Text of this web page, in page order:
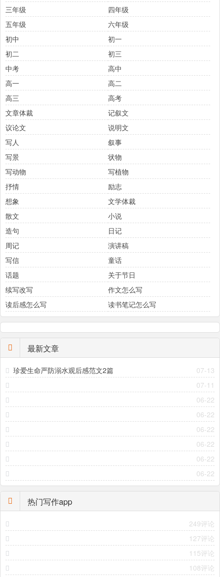
三年级
四年级
五年级
六年级
初中
初一
初二
初三
中考
高中
高一
高二
高三
高考
文章体裁
记叙文
议论文
说明文
写人
叙事
写景
状物
写动物
写植物
抒情
励志
想象
文学体裁
散文
小说
造句
日记
周记
演讲稿
写信
童话
话题
关于节日
续写改写
作文怎么写
读后感怎么写
读书笔记怎么写
最新文章
07-13
珍爱生命严防溺水观后感范文2篇
07-11
06-22
06-22
06-22
06-22
06-22
06-22
热门写作app
249评论
127评论
115评论
108评论